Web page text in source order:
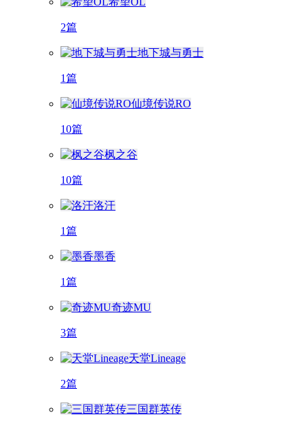
2篇
地下城与勇士
1篇
仙境传说RO
10篇
枫之谷
10篇
洛汗
1篇
墨香
1篇
奇迹MU
3篇
天堂Lineage
2篇
三国群英传